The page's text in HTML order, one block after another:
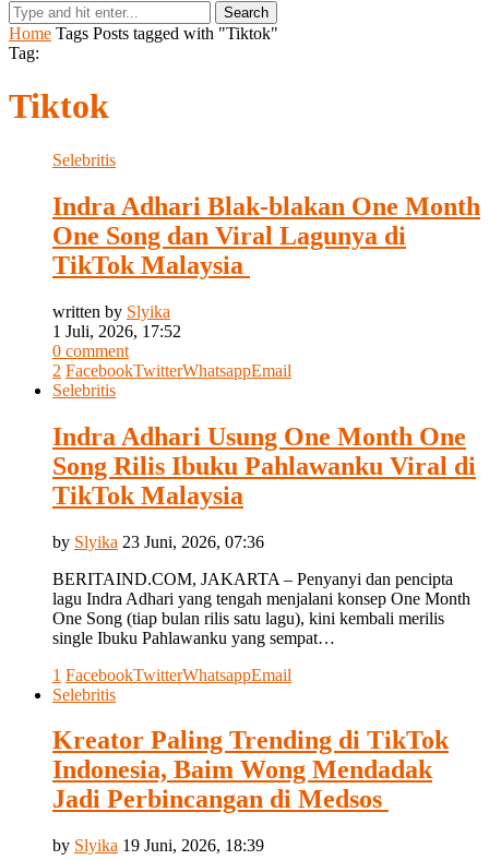
Search
Home Tags Posts tagged with "Tiktok"
Tag:
Tiktok
Selebritis
Indra Adhari Blak-blakan One Month
One Song dan Viral Lagunya di
TikTok Malaysia
written by Slyika
1 Juli, 2026, 17:52
0 comment
2 FacebookTwitterWhatsappEmail
Selebritis
Indra Adhari Usung One Month One
Song Rilis Ibuku Pahlawanku Viral di
TikTok Malaysia
by Slyika 23 Juni, 2026, 07:36
BERITAIND.COM, JAKARTA – Penyanyi dan pencipta
lagu Indra Adhari yang tengah menjalani konsep One Month
One Song (tiap bulan rilis satu lagu), kini kembali merilis
single Ibuku Pahlawanku yang sempat…
1 FacebookTwitterWhatsappEmail
Selebritis
Kreator Paling Trending di TikTok
Indonesia, Baim Wong Mendadak
Jadi Perbincangan di Medsos
by Slyika 19 Juni, 2026, 18:39